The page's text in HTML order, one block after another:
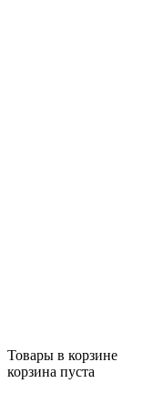
Товары в корзине
корзина пуста